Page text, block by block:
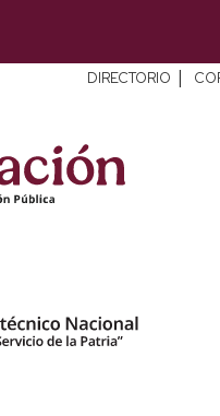
DIRECTORIO |